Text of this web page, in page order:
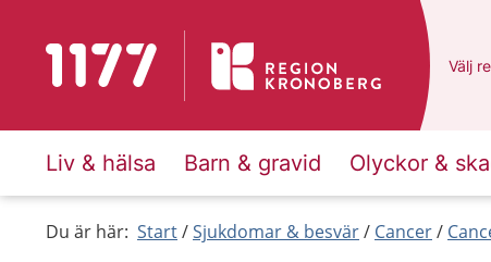
Till startsidan för 1177 Du
Välj
Liv & hälsa Barn & gravid Olyckor &
Du är här: Start Sjukdomar & besvär Cancer